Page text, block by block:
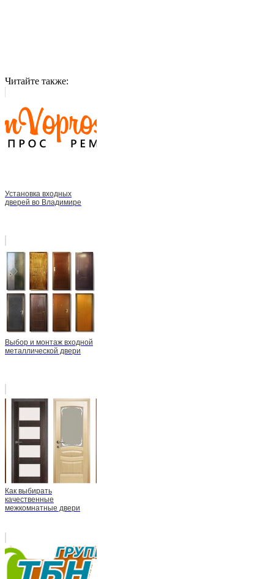
Читайте также:
Установка входных
дверей во Владимире
Выбор и монтаж входной
металлической двери
Как выбирать
качественные
межкомнатные двери